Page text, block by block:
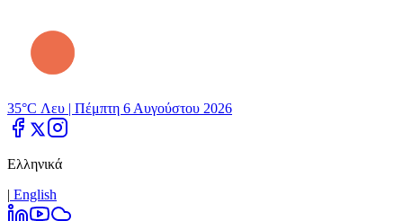
35°C Λευ | Πέμπτη 6 Αυγούστου 2026
Ελληνικά
| Εnglish